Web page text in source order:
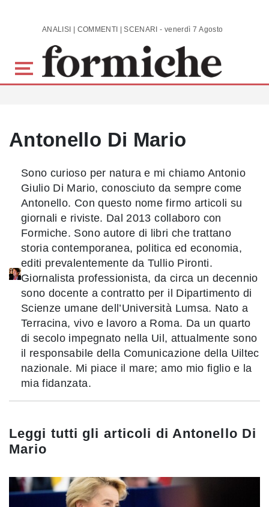
Skip to main content ANALISI | COMMENTI | SCENARI - venerdì 7 Agosto 2026
Antonello Di Mario
Sono curioso per natura e mi chiamo Antonio
Giulio Di Mario, conosciuto da sempre come
Antonello. Con questo nome firmo articoli su
giornali e riviste. Dal 2013 collaboro con
Formiche. Sono autore di libri che trattano
storia contemporanea, politica ed economia,
editi prevalentemente da Tullio Pironti.
Giornalista professionista, da circa un decennio
sono docente a contratto per il Dipartimento di
Scienze umane dell’Università Lumsa. Nato a
Terracina, vivo e lavoro a Roma. Da un quarto
di secolo impegnato nella Uil, attualmente sono
il responsabile della Comunicazione della Uiltec
nazionale. Mi piace il mare; amo mio figlio e la
mia fidanzata.
Leggi tutti gli articoli di Antonello Di
Mario